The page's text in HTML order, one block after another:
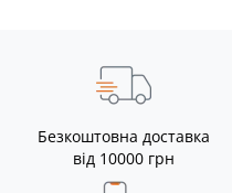
Безкоштовна доставка
від 10000 грн